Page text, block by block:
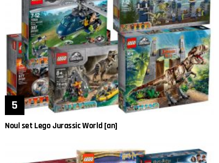
Noul set Lego Jurassic World [an]